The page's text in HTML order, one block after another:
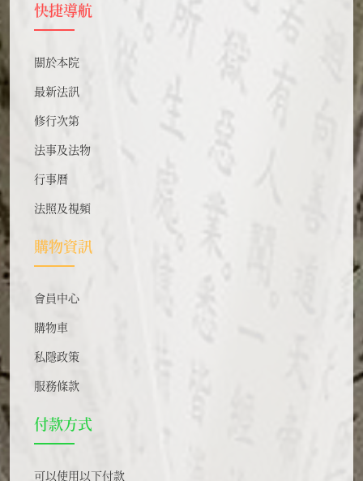
快捷導航
關於本院
最新法訊
修行次第
法事及法物
行事曆
法照及視頻
購物資訊
會員中心
購物車
私隱政策
服務條款
付款方式
可以使用以下付款